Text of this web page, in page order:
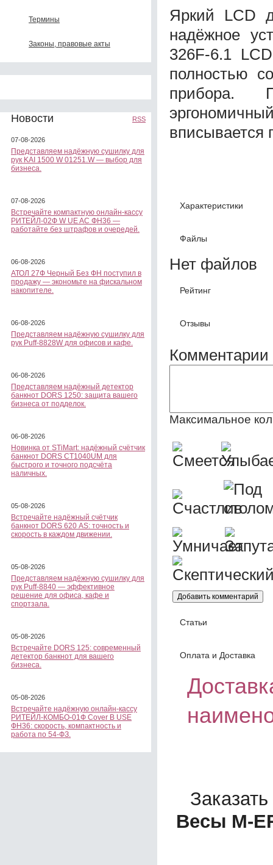
Термины
Законы, правовые акты
Новости RSS
07-08-2026
Представляем надёжную сушилку для
рук KAI 1500 W 01251.W — выбор для
бизнеса.
07-08-2026
Встречайте компактную онлайн-кассу
РИТЕЙЛ-02Ф W UE AC ФН36 —
работайте без штрафов и очередей.
06-08-2026
АТОЛ 27Ф Черный Без ФН поступил в
продажу — экономьте на фискальном
накопителе.
06-08-2026
Представляем надёжную сушилку для
рук Puff-8828W для офисов и кафе.
06-08-2026
Представляем надёжный детектор
банкнот DORS 1250: защита вашего
бизнеса от подделок.
06-08-2026
Новинка от STiMart: надёжный счётчик
банкнот DORS CT1040UM для
быстрого и точного подсчёта
наличных.
05-08-2026
Встречайте надёжный счётчик
банкнот DORS 620 АS: точность и
скорость в каждом движении.
05-08-2026
Представляем надёжную сушилку для
рук Puff-8840 — эффективное
решение для офиса, кафе и
спортзала.
05-08-2026
Встречайте DORS 125: современный
детектор банкнот для вашего
бизнеса.
05-08-2026
Встречайте надёжную онлайн-кассу
РИТЕЙЛ-КОМБО-01Ф Cover B USE
ФН36: скорость, компактность и
работа по 54-ФЗ.
Яркий LCD
надёжное
326F-6.1
полностью
прибора.
вписывается
Характеристики
Файлы
Нет файлов
Рейтинг
Отзывы
Комментарии
Максимальное
Статьи
Оплата и Доставка
Весы M-